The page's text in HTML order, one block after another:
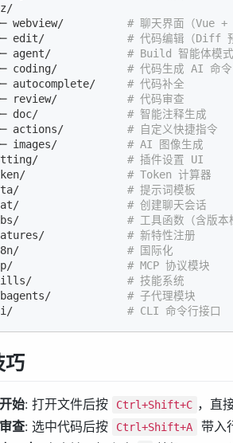
webview/ # 聊天界面（Vue +
├── edit/ # 代码编辑（Diff
├── agent/ # Build 智能体模式
coding/ # 代码生成 AI 命令
autocomplete/ # 代码补全
review/ # 代码审查
├── doc/ # 智能注释生成
actions/ # 自定义快捷指令
images/ # AI 图像生成
setting/ # 插件设置 UI
token/ # Token 计算器
data/ # 提示词模板
chat/ # 创建聊天会话
libs/ # 工具函数（含版本
features/ # 新特性注册
i18n/ # 国际化
mcp/ # MCP 协议模块
skills/ # 技能系统
subagents/ # 子代理模块
cli/ # CLI 命令行接口
巧
始: 打开文件后按 Ctrl+Shift+C ，直
查: 选中代码后按 Ctrl+Shift+A
带入